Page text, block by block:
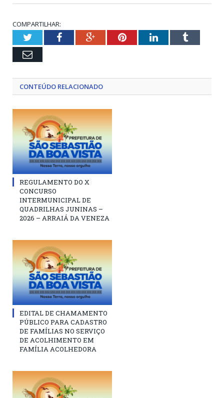
COMPARTILHAR:
TwitterFacebookGoogle+PinterestLinkedInTumblr
Email
CONTEÚDO RELACIONADO
REGULAMENTO DO X
CONCURSO
INTERMUNICIPAL DE
QUADRILHAS JUNINAS –
2026 – ARRAIÁ DA VENEZA
EDITAL DE CHAMAMENTO
PÚBLICO PARA CADASTRO
DE FAMÍLIAS NO SERVIÇO
DE ACOLHIMENTO EM
FAMÍLIA ACOLHEDORA